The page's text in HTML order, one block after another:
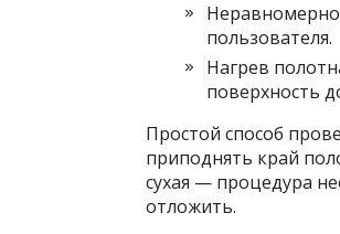
пользователя.
Нагрев
поверхность
Простой способ
приподнять край
сухая — процедура
отложить.